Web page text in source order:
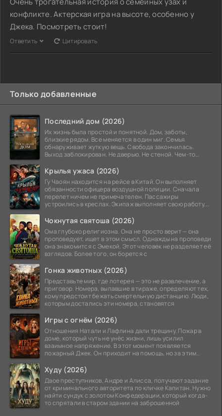
конфликте. Актерская игра на высоте, особенно у
Джека. Посмотреть стоит!
Ответить Цитировать
Только добавленные
Последний дом (2026)
Их жизнь была простой и понятной. Дом, заботы,
близкие рядом. Все меняется в один миг. Семья
обнаруживает жуткую вещь. Свобода закончилась.
Выход заблокирован. Не дверью. Не стеной. Чем-то
Крылья ужаса (2026)
Гу Чаоян находится на рейсе в Китай. Он выполняет
обязанности офицера воздушной полиции. Сначала
перелет ничем не примечателен. Пассажиры
устроились в креслах. Экипаж выполняет свою работу.
Чокнутая святоша (2026)
Ома глубоко религиозна. Она не просто верит — она
проповедует, ищет в этом смысл. Однажды на проповеди
она знакомится с Эмекой. Этот человек не разделяет её
взглядов. Более того, он борется с
Гонка животных (2026)
Представьте мир, где лотерея — это не развлечение, а
приговор. Номера, выпавшие в тираже, определяют тех,
кому предстоит бежать смертельную дистанцию. Люди,
которым достались эти номера, становятся
Игры с огнём (2026)
Отношения Натали и Лафлина дали трещину. Пожар в
доме, который чуть не унёс жизни, лишь усилил
взаимное напряжение. В этот момент появляется
пожарный Джек. Он приходит на помощь, но за этим
Худу (2026)
Двое преступников, Андре и Алисса, получают задание
от криминального авторитета по кличке Капитан. Нужно
найти сундук с золотом Конфедерации, который когда-
то спрятали в старом здании на заброшенной